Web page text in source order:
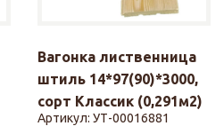
Вагонка лиственница
штиль 14*97(90)*3000,
сорт Классик (0,291м2)
Артикул: УТ-00016881